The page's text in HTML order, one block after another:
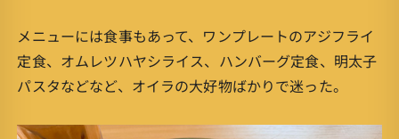
メニューには食事もあって、ワンプレートのアジフライ
定食、オムレツハヤシライス、ハンバーグ定食、明太子
パスタなどなど、オイラの大好物ばかりで迷った。